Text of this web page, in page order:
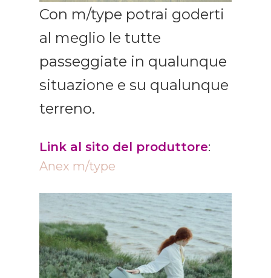
Con m/type potrai goderti
al meglio le tutte
passeggiate in qualunque
situazione e su qualunque
terreno.
Link al sito del produttore:
Anex m/type